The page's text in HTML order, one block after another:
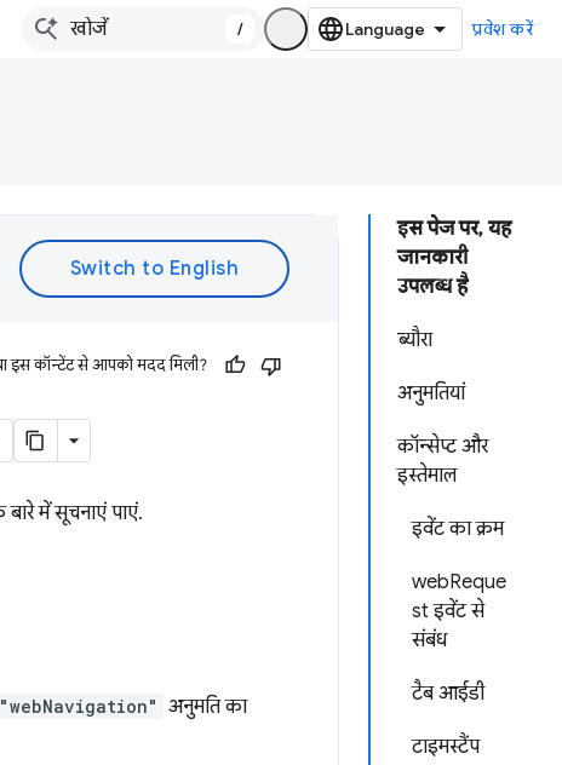
/ प्रवेश करें
इस पेज पर, यह
जानकारी
उपलब्ध है
ब्यौरा
अनुमतियां
कॉन्सेप्ट और
इस्तेमाल
इवेंट का क्रम
webReque
st इवेंट से
संबंध
टैब आईडी
टाइमस्टैंप
इस कॉन्टेंट से आपको मदद मिली?
में सूचनाएं पाएं.
"webNavigation" अनुमति का